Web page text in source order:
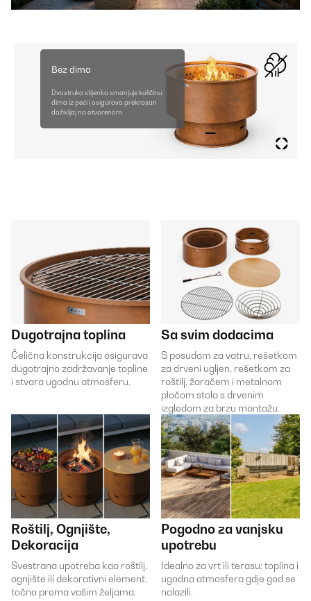
Bez dima
Dvostruka stijenka smanjuje količinu
dima iz peći i osigurava prekrasan
doživljaj na otvorenom.
Dugotrajna toplina
Čelična konstrukcija osigurava
dugotrajno zadržavanje topline
i stvara ugodnu atmosferu.
Sa svim dodacima
S posudom za vatru, rešetkom
za drveni ugljen, rešetkom za
roštilj, žaračem i metalnom
pločom stola s drvenim
izgledom za brzu montažu.
Roštilj, Ognjište,
Dekoracija
Svestrana upotreba kao roštilj,
ognjište ili dekorativni element,
točno prema vašim željama.
Pogodno za vanjsku
upotrebu
Idealno za vrt ili terasu: toplina i
ugodna atmosfera gdje god se
nalazili.